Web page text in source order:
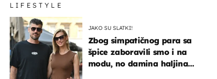
LIFESTYLE
JAKO SU SLATKI!
Zbog simpatičnog para sa
špice zaboravili smo i na
modu, no damina haljina